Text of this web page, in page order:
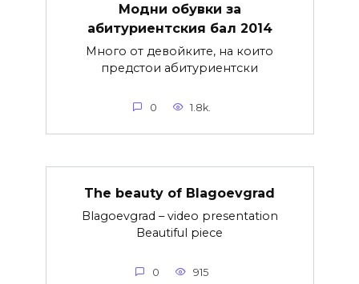
Модни обувки за
абитуриентския бал 2014
Много от девойките, на които
предстои абитуриентски
0 1.8k.
The beauty of Blagoevgrad
Blagoevgrad – video presentation
Beautiful piece
0 915